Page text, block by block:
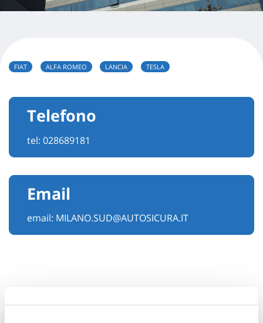
FIAT ALFA ROMEO LANCIA TESLA
Telefono
tel: 028689181
Email
email: MILANO.SUD@AUTOSICURA.IT